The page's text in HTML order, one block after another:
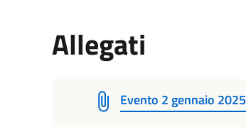
Allegati
Evento 2 gennaio 2025